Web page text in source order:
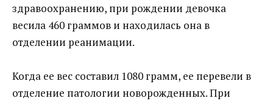
здравоохранению, при рождении девочка
весила 460 граммов и находилась она в
отделении реанимации.
Когда ее вес составил 1080 грамм, ее перевели в
отделение патологии новорожденных. При